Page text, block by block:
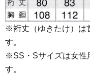
※裄丈（ゆきたけ）は
す。
※SS・Sサイズは女性
す。